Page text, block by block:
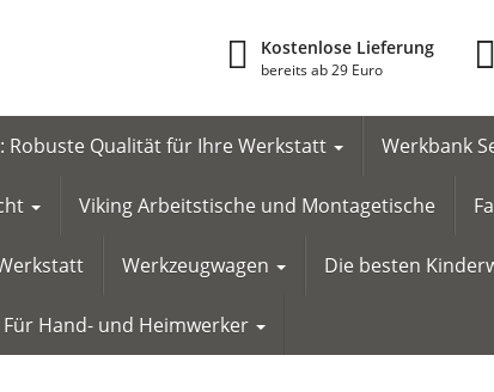
Kostenlose Lieferung
bereits ab 29 Euro
Robuste Qualität für Ihre Werkstatt Werkbank
Viking Arbeitstische und Montagetische
Werkzeugwagen Die besten
Hand- und Heimwerker